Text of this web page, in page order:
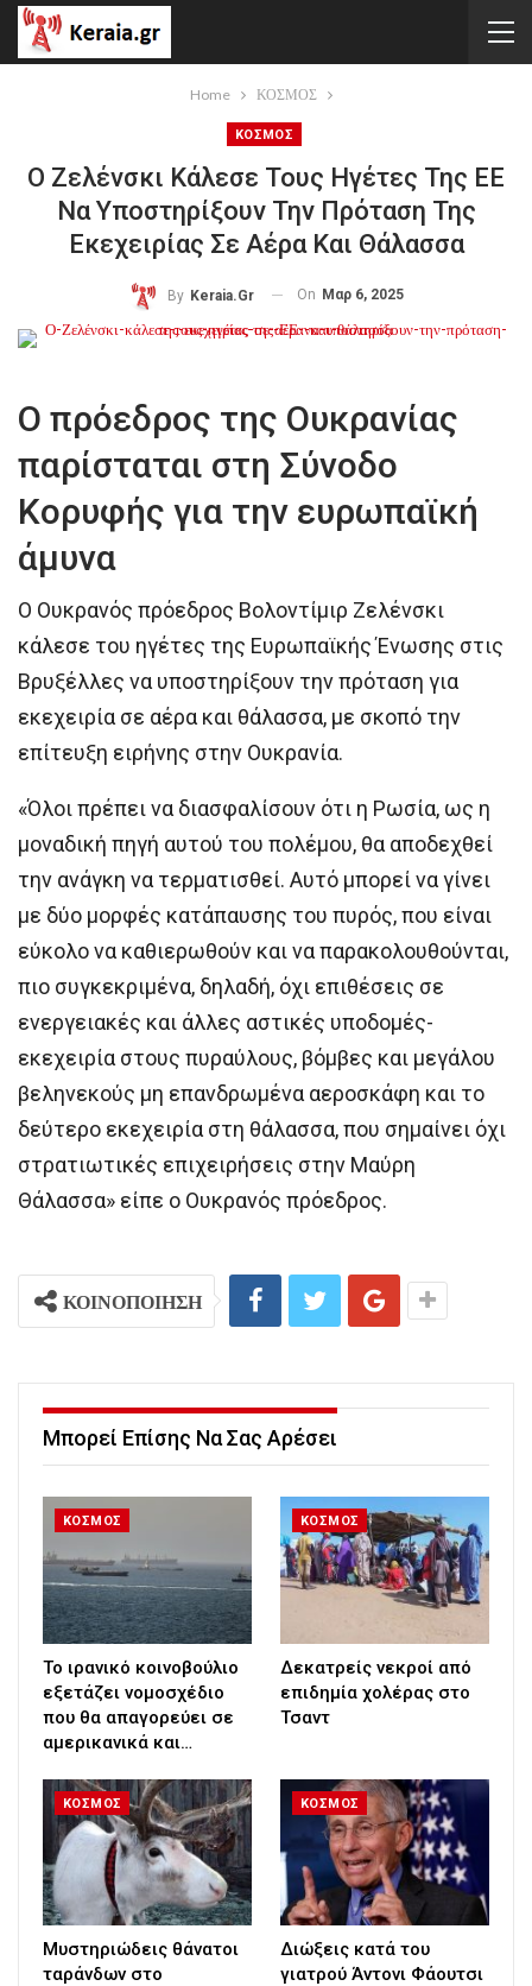
Home ΚΟΣΜΟΣ
ΚΟΣΜΟΣ
Ο Ζελένσκι Κάλεσε Τους Ηγέτες Της ΕΕ
Να Υποστηρίξουν Την Πρόταση Της
Εκεχειρίας Σε Αέρα Και Θάλασσα
By Keraia.gr On Μαρ 6, 2025
Ο πρόεδρος της Ουκρανίας
παρίσταται στη Σύνοδο
Κορυφής για την ευρωπαϊκή
άμυνα
Ο Ουκρανός πρόεδρος Βολοντίμιρ Ζελένσκι
κάλεσε του ηγέτες της Ευρωπαϊκής Ένωσης στις
Βρυξέλλες να υποστηρίξουν την πρόταση για
εκεχειρία σε αέρα και θάλασσα, με σκοπό την
επίτευξη ειρήνης στην Ουκρανία.
«Όλοι πρέπει να διασφαλίσουν ότι η Ρωσία, ως η
μοναδική πηγή αυτού του πολέμου, θα αποδεχθεί
την ανάγκη να τερματισθεί. Αυτό μπορεί να γίνει
με δύο μορφές κατάπαυσης του πυρός, που είναι
εύκολο να καθιερωθούν και να παρακολουθούνται,
πιο συγκεκριμένα, δηλαδή, όχι επιθέσεις σε
ενεργειακές και άλλες αστικές υποδομές-
εκεχειρία στους πυραύλους, βόμβες και μεγάλου
βεληνεκούς μη επανδρωμένα αεροσκάφη και το
δεύτερο εκεχειρία στη θάλασσα, που σημαίνει όχι
στρατιωτικές επιχειρήσεις στην Μαύρη
Θάλασσα» είπε ο Ουκρανός πρόεδρος.
ΚΟΙΝΟΠΟΙΗΣΗ
Μπορεί Επίσης Να Σας Αρέσει
ΚΟΣΜΟΣ
Το ιρανικό κοινοβούλιο
εξετάζει νομοσχέδιο
που θα απαγορεύει σε
αμερικανικά και…
ΚΟΣΜΟΣ
Δεκατρείς νεκροί από
επιδημία χολέρας στο
Τσαντ
ΚΟΣΜΟΣ
Μυστηριώδεις θάνατοι
ταράνδων στο
ΚΟΣΜΟΣ
Διώξεις κατά του
γιατρού Άντονι Φάουτσι